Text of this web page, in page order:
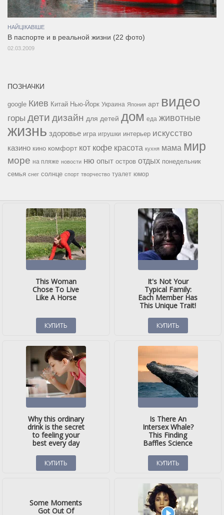
НАЙЦІКАВІШЕ
В паспорте и в реальной жизни (22 фото)
02.03.2009
ПОЗНАЧКИ
google Киев Китай Нью-Йорк Украина Япония арт видео
горы дети дизайн для детей дом еда животные
жизнь здоровье игра игрушки интерьер искусство
казино кино комфорт кот кофе красота кухня мама мир
море на пляже новости ню опыт остров отдых понедельник
семья снег солнце спорт творчество туалет юмор